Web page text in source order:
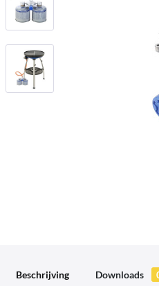
Beschrijving Downloads